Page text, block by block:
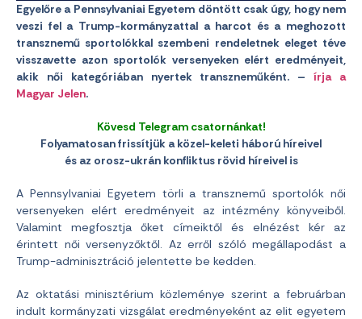
Egyelőre a Pennsylvaniai Egyetem döntött csak úgy, hogy nem
veszi fel a Trump-kormányzattal a harcot és a meghozott
transznemű sportolókkal szembeni rendeletnek eleget téve
visszavette azon sportolók versenyeken elért eredményeit,
akik női kategóriában nyertek transzneműként. –írja a
Magyar Jelen.
Kövesd Telegram csatornánkat!
Folyamatosan frissítjük a közel-keleti háború híreivel
és az orosz-ukrán konfliktus rövid híreivel is
A Pennsylvaniai Egyetem törli a transznemű sportolók női
versenyeken elért eredményeit az intézmény könyveiből.
Valamint megfosztja őket címeiktől és elnézést kér az
érintett női versenyzőktől. Az erről szóló megállapodást a
Trump-adminisztráció jelentette be kedden.
Az oktatási minisztérium közleménye szerint a februárban
indult kormányzati vizsgálat eredményeként az elit egyetem